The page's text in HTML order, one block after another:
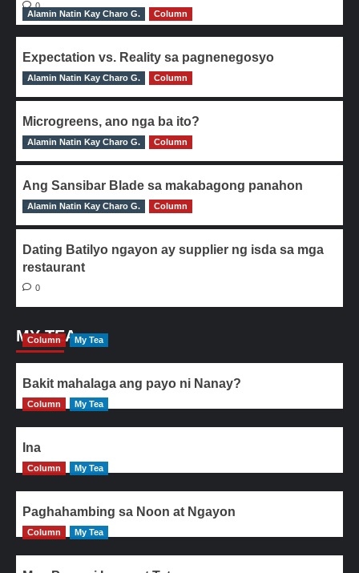
0
Alamin Natin Kay Charo G.
Column
Expectation vs. Reality sa pagnenegosyo
0
Alamin Natin Kay Charo G. Column
Microgreens, ano nga ba ito?
0
Alamin Natin Kay Charo G. Column
Ang Sansibar Blade sa makabagong panahon
0
Alamin Natin Kay Charo G. Column
Dating Batilyo ngayon ay supplier ng isda sa mga
restaurant
0
MY TEA
Column My Tea
Bakit mahalaga ang payo ni Nanay?
Column My Tea
Ina
Column My Tea
Paghahambing sa Noon at Ngayon
Column My Tea